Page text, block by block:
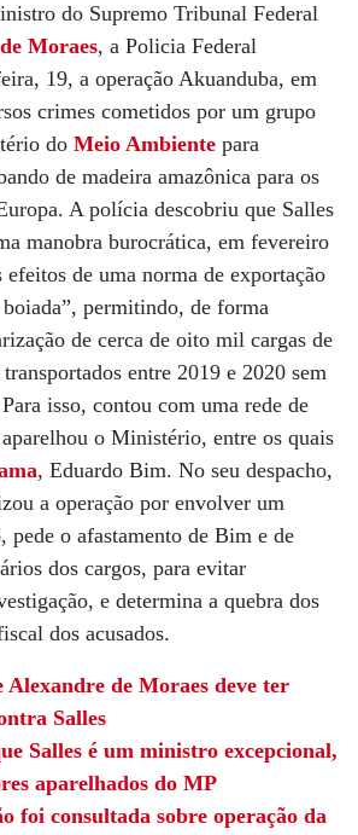
do Supremo Tribunal Federal
Moraes, a Policia Federal
19, a operação Akuanduba, em
crimes cometidos por um grupo
do Meio Ambiente para
de madeira amazônica para os
A polícia descobriu que Salles
manobra burocrática, em fevereiro
efeitos de uma norma de exportação
boiada”, permitindo, de forma
de cerca de oito mil cargas de
entre 2019 e 2020 sem
isso, contou com uma rede de
o Ministério, entre os quais
, Eduardo Bim. No seu despacho,
a operação por envolver um
pede o afastamento de Bim e de
dos cargos, para evitar
e determina a quebra dos
dos acusados.
de Moraes deve ter
Salles
Salles é um ministro excepcional,
aparelhados do MP
foi consultada sobre operação da